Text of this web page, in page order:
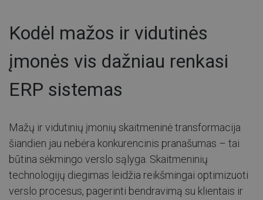
Kodėl mažos ir vidutinės
įmonės vis dažniau renkasi
ERP sistemas
Mažų ir vidutinių įmonių skaitmeninė transformacija
šiandien jau nebėra konkurencinis pranašumas – tai
būtina sėkmingo verslo sąlyga. Skaitmeninių
technologijų diegimas leidžia reikšmingai optimizuoti
verslo procesus, pagerinti bendravimą su klientais ir